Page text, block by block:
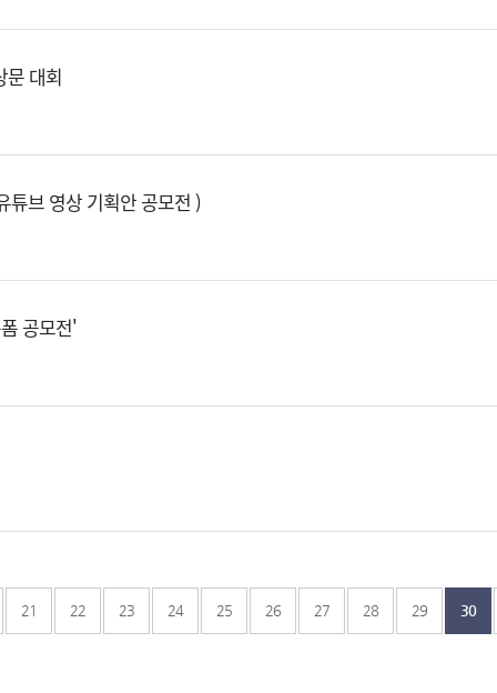
문 대회
튜브 영상 기획안 공모전 )
공모전'
21 22 23 24 25 26 27 28 29 30